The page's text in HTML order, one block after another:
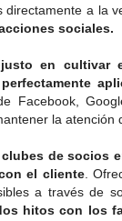
a la
sociales.
en
Facebook,
la atención
de socios
el cliente.
a través de
hitos con los